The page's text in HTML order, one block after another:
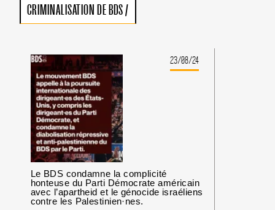
CRIMINALISATION DE BDS/
23/08/24
Le BDS condamne la complicité
honteuse du Parti Démocrate américain
avec l’apartheid et le génocide israéliens
contre les Palestinien·nes.